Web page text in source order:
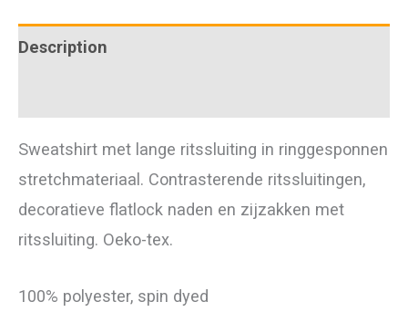
Description
Sweatshirt met lange ritssluiting in ringgesponnen
stretchmateriaal. Contrasterende ritssluitingen,
decoratieve flatlock naden en zijzakken met
ritssluiting. Oeko-tex.
100% polyester, spin dyed